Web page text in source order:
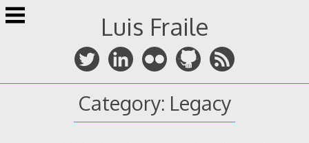
Skip
to
Luis Fraile
Category: Legacy